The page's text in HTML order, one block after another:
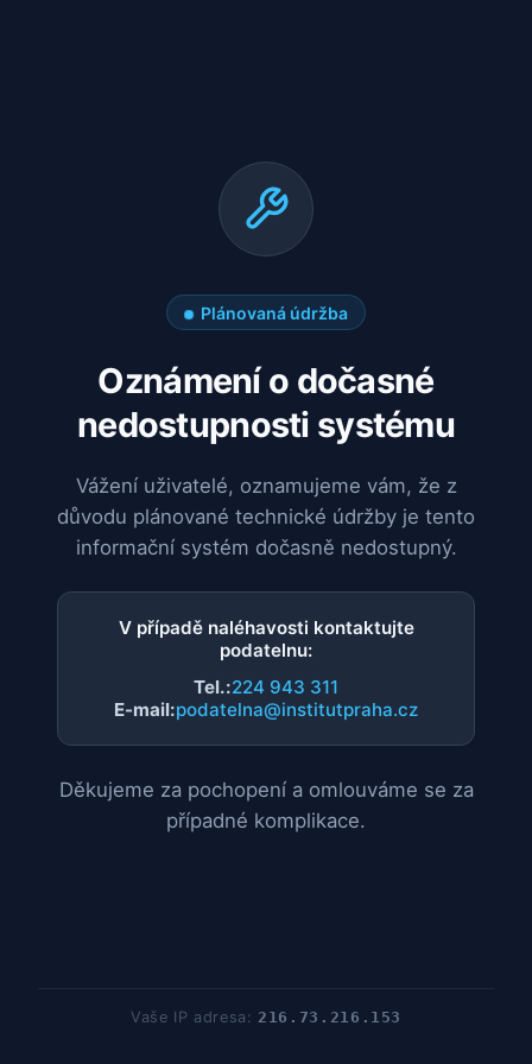
Plánovaná údržba
Oznámení o dočasné
nedostupnosti systému
Vážení uživatelé, oznamujeme vám, že z
důvodu plánované technické údržby je tento
informační systém dočasně nedostupný.
V případě naléhavosti kontaktujte
podatelnu:
Tel.:224 943 311
E-mail:podatelna@institutpraha.cz
Děkujeme za pochopení a omlouváme se za
případné komplikace.
Vaše IP adresa:216.73.216.153